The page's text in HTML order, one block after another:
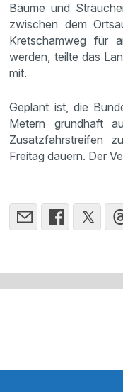
Bäume und
zwischen dem
Kretschamweg für
werden, teilte das
mit.
Geplant ist, die
Metern grundhaft
Zusatzfahrstreifen
Freitag dauern. Der